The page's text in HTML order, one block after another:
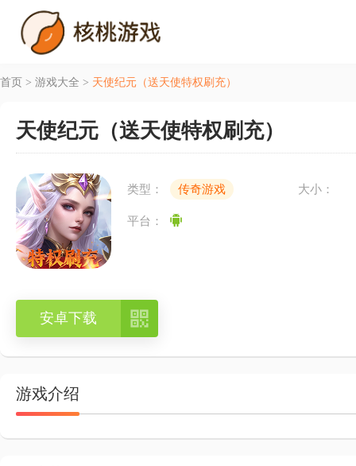
首页 > 游戏大全 > 天使纪元（送天使特权刷充）
天使纪元（送天使特权刷充）
类型： 传奇游戏 大小：
平台：
安卓下载 
游戏介绍